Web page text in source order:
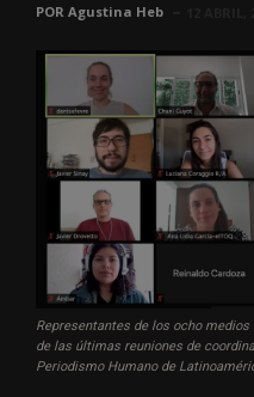
POR Agustina Heb
Representantes de los ocho
de las últimas reuniones de
Periodismo Humano de